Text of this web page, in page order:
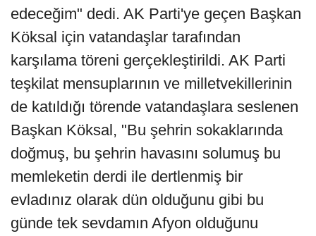
edeceğim" dedi. AK Parti'ye geçen Başkan
Köksal için vatandaşlar tarafından
karşılama töreni gerçekleştirildi. AK Parti
teşkilat mensuplarının ve milletvekillerinin
de katıldığı törende vatandaşlara seslenen
Başkan Köksal, "Bu şehrin sokaklarında
doğmuş, bu şehrin havasını solumuş bu
memleketin derdi ile dertlenmiş bir
evladınız olarak dün olduğunu gibi bu
günde tek sevdamın Afyon olduğunu